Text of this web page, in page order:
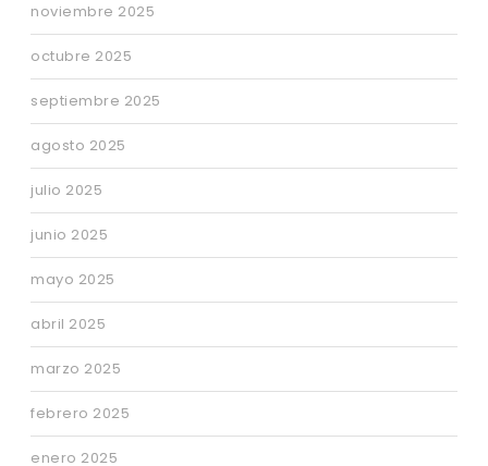
noviembre 2025
octubre 2025
septiembre 2025
agosto 2025
julio 2025
junio 2025
mayo 2025
abril 2025
marzo 2025
febrero 2025
enero 2025